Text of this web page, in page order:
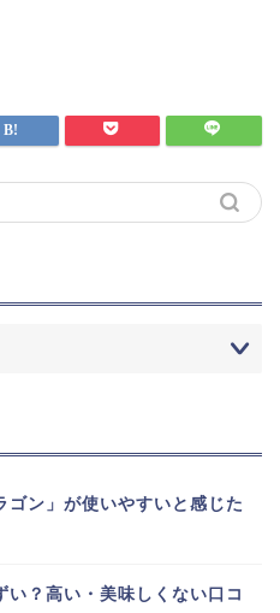
ゴン」が使いやすいと感じた
い？高い・美味しくない口コ